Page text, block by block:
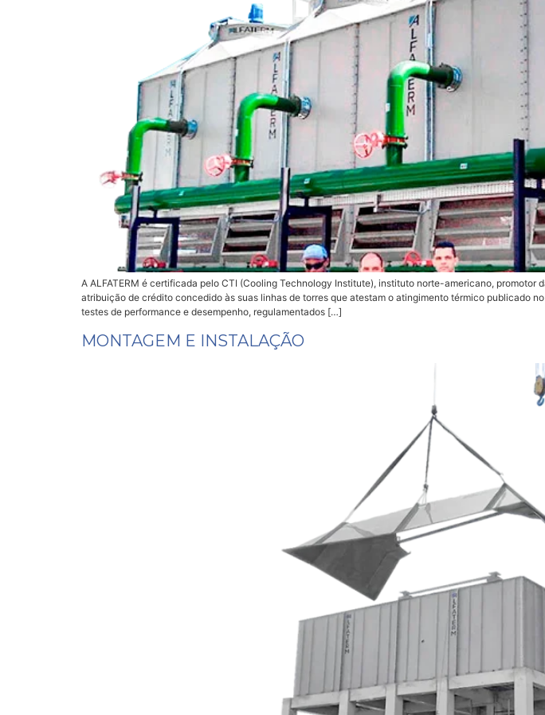
A ALFATERM é certificada pelo CTI (Cooling Technology Institute), instituto norte-americano,
atribuição de crédito concedido às suas linhas de torres que atestam o atingimento térmico publicado
testes de performance e desempenho, regulamentados […]
MONTAGEM E INSTALAÇÃO